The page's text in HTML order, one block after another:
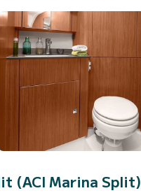
(ACI Marina Split)